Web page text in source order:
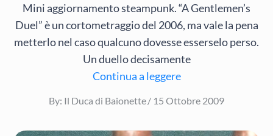
Mini aggiornamento steampunk. “A Gentlemen’s
Duel” è un cortometraggio del 2006, ma vale la pena
metterlo nel caso qualcuno dovesse esserselo perso.
Un duello decisamente
Continua a leggere
By: Il Duca di Baionette
Posted
15 Ottobre 2009